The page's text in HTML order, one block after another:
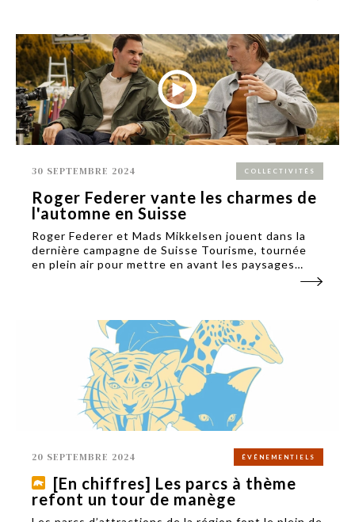
30 SEPTEMBRE 2024 COLLECTIVITÉS
Roger Federer vante les charmes de
l'automne en Suisse
Roger Federer et Mads Mikkelsen jouent dans la
dernière campagne de Suisse Tourisme, tournée
en plein air pour mettre en avant les paysages
20 SEPTEMBRE 2024 ÉVÉNEMENTIELS
[En chiffres] Les parcs à thème
refont un tour de manège